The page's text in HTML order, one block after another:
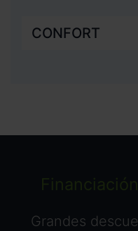
CONFORT
Financiación
Grandes